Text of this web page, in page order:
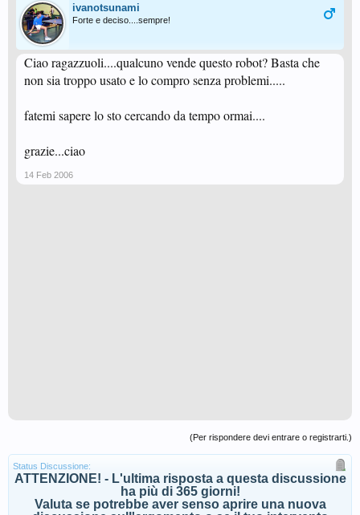
ivanotsunami
Forte e deciso....sempre!
Ciao ragazzuoli....qualcuno vende questo robot? Basta che
non sia troppo usato e lo compro senza problemi.....
fatemi sapere lo sto cercando da tempo ormai....
grazie...ciao
14 Feb 2006
(Per rispondere devi entrare o registrarti.)
Status Discussione:
ATTENZIONE! - L'ultima risposta a questa discussione
ha più di 365 giorni!
Valuta se potrebbe aver senso aprire una nuova